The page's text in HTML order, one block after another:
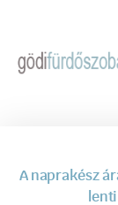
A naprakész